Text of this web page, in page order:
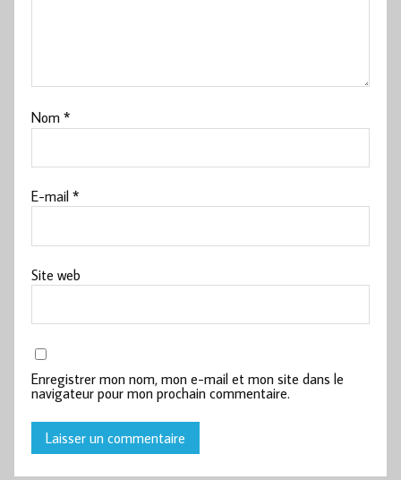
Nom*
E-mail*
Site web
Enregistrer mon nom, mon e-mail et mon site dans le
navigateur pour mon prochain commentaire.